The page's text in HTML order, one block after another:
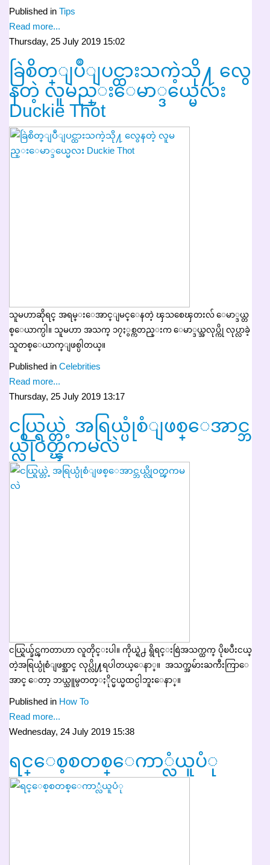
Published in Tips
Read more...
Thursday, 25 July 2019 15:02
ခြဲစိတ္ျပဳျပင္ထားသကဲ့သို႔ လွေ
နတဲ့ လူမည္းေမာ္ဒယ္မေလး
Duckie Thot
သူမဟာဆိုရင္ အရမ္းေအာင္ျမင္ေနတဲ့ ၾသစေၾတးလ် ေမာ္ဒယ္တ
စ္ေယာက္ပါ။ သူမဟာ အသက္ ၁၇ႏွစ္ကတည္းက ေမာ္ဒယ္အလုပ္ကို လုပ္လာခဲ့
သူတစ္ေယာက္ျဖစ္ပါတယ္။
Published in Celebrities
Read more...
Thursday, 25 July 2019 13:17
ငယ္ရြယ္တဲ့ အရြယ္ပုံစံျဖစ္ေအာင္ဘ
ယ္လိုဝတ္ၾကမလဲ
ငယ္ရြယ္ခ်င္ၾကတာဟာ လူတိုင္းပါ။ ကိုယ္ရဲ႕ ရွိရင္းစြဲအသက္ထက္ ပိုၿပီးငယ္
တဲ့အရြယ္ပုံစံျဖစ္အာင္ လုပ္လို႔ရပါတယ္ေနာ္။ အသက္အမ်ားႀကီးကြာေ
အာင္ ေတာ့ ဘယ္သူမွတတ္ႏိုင္မယ္မထင္ပါဘူးေနာ္။
Published in How To
Read more...
Wednesday, 24 July 2019 15:38
ရင္ေစ့စတစ္ေကာ္လံယူပံု